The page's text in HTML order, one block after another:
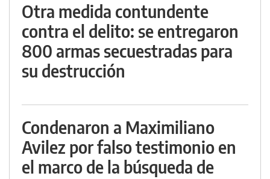
Otra medida contundente
contra el delito: se entregaron
800 armas secuestradas para
su destrucción
Condenaron a Maximiliano
Avilez por falso testimonio en
el marco de la búsqueda de